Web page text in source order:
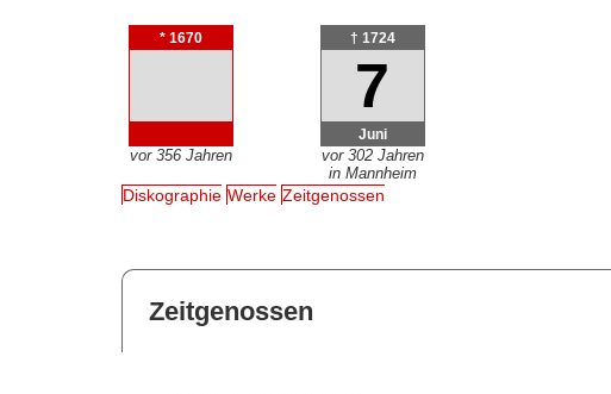
* 1670
vor 356 Jahren
† 1724
7
Juni
vor 302 Jahren
in Mannheim
Diskographie Werke Zeitgenossen
Zeitgenossen